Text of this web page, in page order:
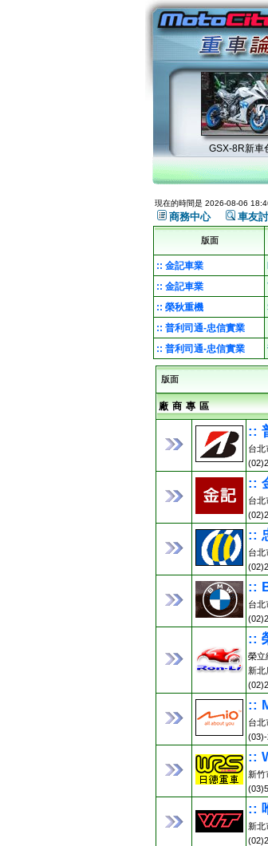
現在的時間是 2026-08-06
商務中心 車友
版面
:: 金記車業
:: 金記車業
:: 榮秋重機
:: 普利司通-忠信實業
:: 普利司通-忠信實業
版面
廠 商 專 區
::
台北
::
台北
::
台北
::
台北
::
榮立
新北
::
台北
::
新竹
::
新北